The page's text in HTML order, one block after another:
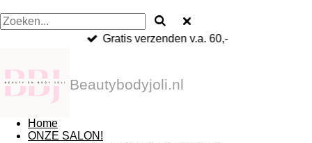
Gratis verzenden v.a. 60,-
Beautybodyjoli.nl
Home
ONZE SALON!